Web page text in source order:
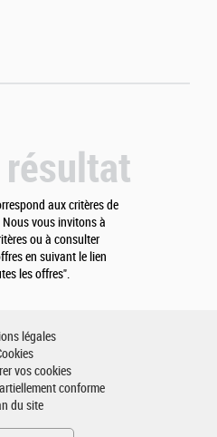
aux critères de
Nous vous invitons à
ou à consulter
en suivant le lien
les offres".
légales
vos cookies
conforme
du site